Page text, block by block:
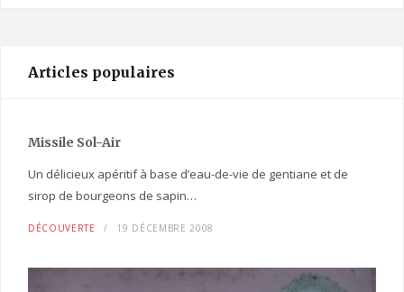
Articles populaires
Missile Sol-Air
Un délicieux apéritif à base d’eau-de-vie de gentiane et de
sirop de bourgeons de sapin…
DÉCOUVERTE 19 DÉCEMBRE 2008